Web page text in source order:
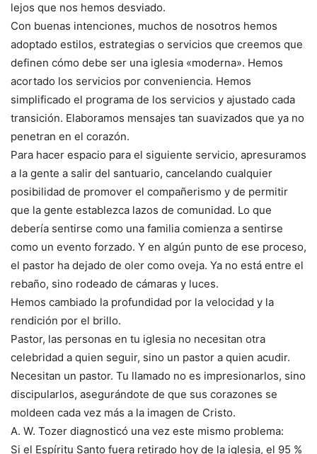
lejos que nos hemos desviado.
Con buenas intenciones, muchos de nosotros hemos
adoptado estilos, estrategias o servicios que creemos que
definen cómo debe ser una iglesia «moderna». Hemos
acortado los servicios por conveniencia. Hemos
simplificado el programa de los servicios y ajustado cada
transición. Elaboramos mensajes tan suavizados que ya no
penetran en el corazón.
Para hacer espacio para el siguiente servicio, apresuramos
a la gente a salir del santuario, cancelando cualquier
posibilidad de promover el compañerismo y de permitir
que la gente establezca lazos de comunidad. Lo que
debería sentirse como una familia comienza a sentirse
como un evento forzado. Y en algún punto de ese proceso,
el pastor ha dejado de oler como oveja. Ya no está entre el
rebaño, sino rodeado de cámaras y luces.
Hemos cambiado la profundidad por la velocidad y la
rendición por el brillo.
Pastor, las personas en tu iglesia no necesitan otra
celebridad a quien seguir, sino un pastor a quien acudir.
Necesitan un pastor. Tu llamado no es impresionarlos, sino
discipularlos, asegurándote de que sus corazones se
moldeen cada vez más a la imagen de Cristo.
A. W. Tozer diagnosticó una vez este mismo problema:
Si el Espíritu Santo fuera retirado hoy de la iglesia, el 95 %